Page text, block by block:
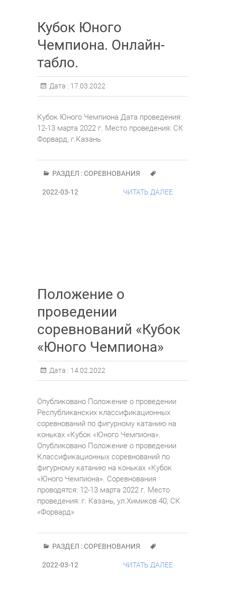
Кубок Юного
Чемпиона. Онлайн-
табло.
Дата : 17.03.2022
Кубок Юного Чемпиона Дата проведения:
12-13 марта 2022 г. Место проведения: СК
Форвард, г.Казань
РАЗДЕЛ :СОРЕВНОВАНИЯ
2022-03-12 ЧИТАТЬ ДАЛЕЕ
Положение о
проведении
соревнований «Кубок
«Юного Чемпиона»
Дата : 14.02.2022
Опубликовано Положение о проведении
Республиканских классификационных
соревнований по фигурному катанию на
коньках «Кубок «Юного Чемпиона».
Опубликовано Положение о проведении
Классификационных соревнований по
фигурному катанию на коньках «Кубок
«Юного Чемпиона». Соревнования
проводятся: 12-13 марта 2022 г. Место
проведения: г. Казань, ул.Химиков 40, СК
«Форвард»
РАЗДЕЛ :СОРЕВНОВАНИЯ
2022-03-12 ЧИТАТЬ ДАЛЕЕ